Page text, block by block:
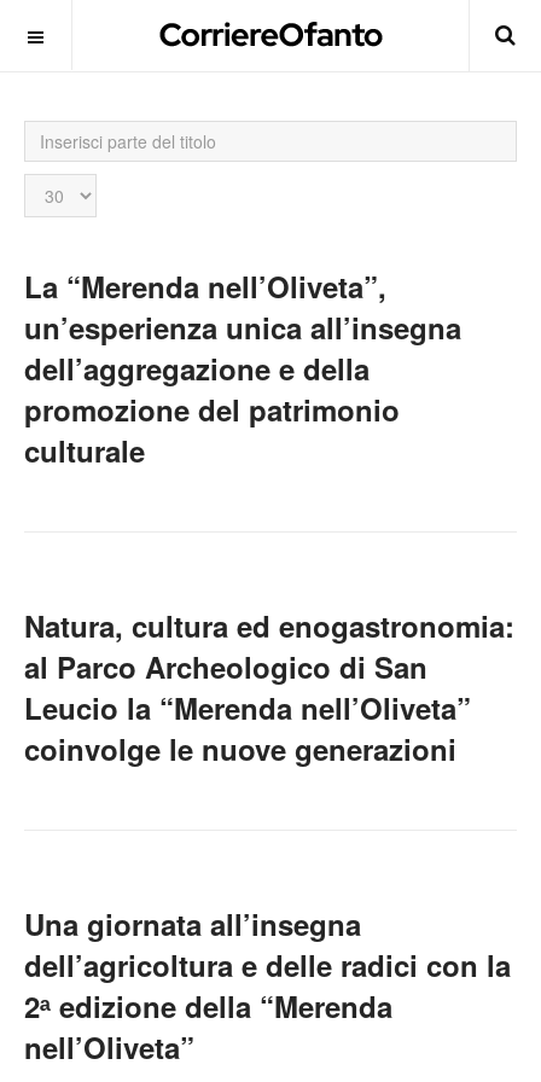
Inserisci
parte
del
titolo
Visualizza
n.
La “Merenda nell’Oliveta”,
un’esperienza unica all’insegna
dell’aggregazione e della
promozione del patrimonio
culturale
Natura, cultura ed enogastronomia:
al Parco Archeologico di San
Leucio la “Merenda nell’Oliveta”
coinvolge le nuove generazioni
Una giornata all’insegna
dell’agricoltura e delle radici con la
2ᵃ edizione della “Merenda
nell’Oliveta”